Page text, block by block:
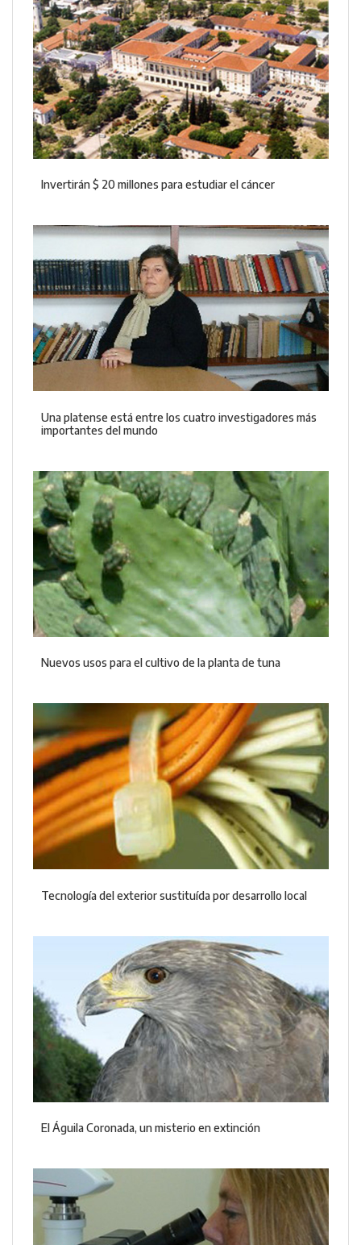
Invertirán $ 20 millones para estudiar el cáncer
Una platense está entre los cuatro investigadores más
importantes del mundo
Nuevos usos para el cultivo de la planta de tuna
Tecnología del exterior sustituída por desarrollo local
El Águila Coronada, un misterio en extinción